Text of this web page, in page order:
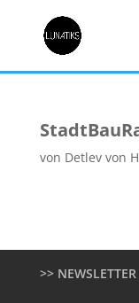
von Detlev von
>> NEWSLETTER